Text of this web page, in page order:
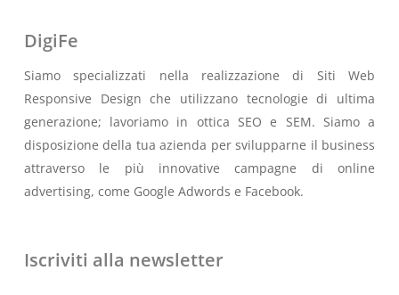
DigiFe
Siamo specializzati nella realizzazione di Siti Web
Responsive Design che utilizzano tecnologie di ultima
generazione; lavoriamo in ottica SEO e SEM. Siamo a
disposizione della tua azienda per svilupparne il business
attraverso le più innovative campagne di online
advertising, come Google Adwords e Facebook.
Iscriviti alla newsletter